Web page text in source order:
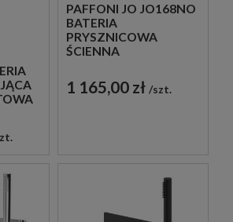
PAFFONI JO JO168NO
BATERIA
PRYSZNICOWA
ŚCIENNA
CZARNA
1 165,00 zł szt.